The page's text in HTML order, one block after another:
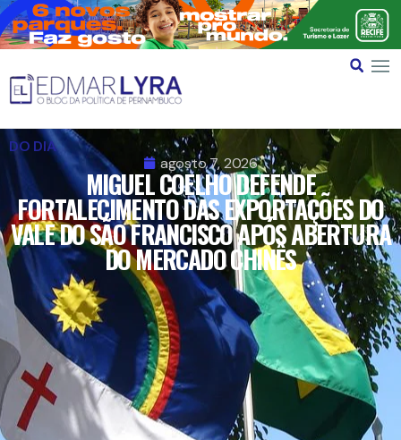
DO DIA
agosto 7, 2026
MIGUEL COELHO DEFENDE
FORTALECIMENTO DAS EXPORTAÇÕES DO
VALE DO SÃO FRANCISCO APÓS ABERTURA
DO MERCADO CHINÊS